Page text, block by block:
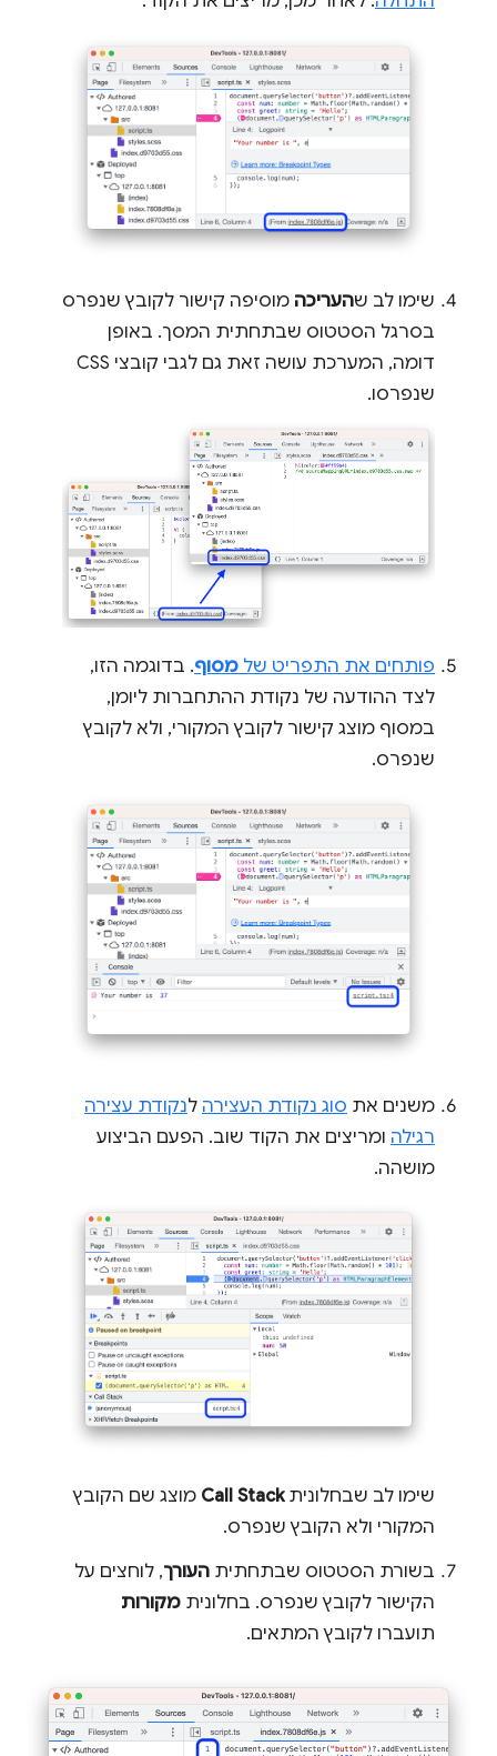
שימו לב שהעריכה מוסיפה קישור לקובץ שנפרס
בסרגל הסטטוס שבתחתית המסך. באופן
דומה, המערכת עושה זאת גם לגבי קובצי CSS
שנפרסו.
פותחים את התפריט של מסוף. בדוגמה הזו,
לצד ההודעה של נקודת ההתחברות ליומן,
במסוף מוצג קישור לקובץ המקורי, ולא לקובץ
שנפרס.
משנים את סוג נקודת העצירה לנקודת עצירה
רגילה ומריצים את הקוד שוב. הפעם הביצוע
מושהה.
שימו לב שבחלוניתCall Stack מוצג שם הקובץ
המקורי ולא הקובץ שנפרס.
בשורת הסטטוס שבתחתית העורך, לוחצים על
הקישור לקובץ שנפרס. בחלונית מקורות
תועברו לקובץ המתאים.